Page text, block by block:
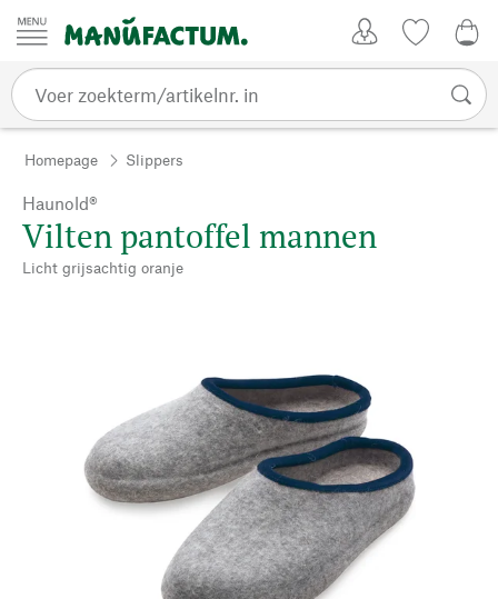
Passer au contenu
Homepage Slippers
Haunold®
Vilten pantoffel mannen
Licht grijsachtig oranje